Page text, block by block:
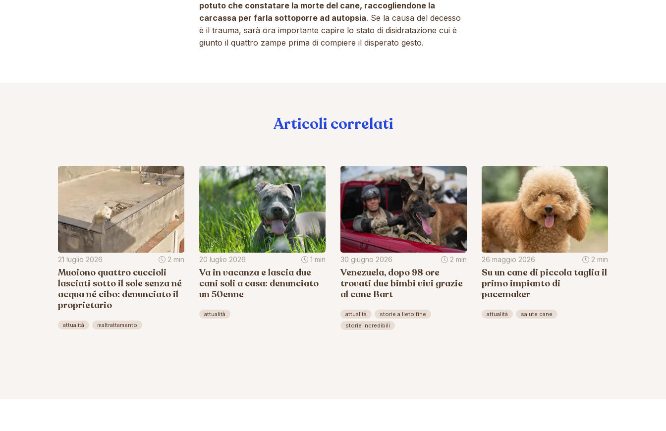
potuto che constatare la morte del cane, raccogliendone la
carcassa per farla sottoporre ad autopsia. Se la causa del decesso
è il trauma, sarà ora importante capire lo stato di disidratazione cui è
giunto il quattro zampe prima di compiere il disperato gesto.
Articoli correlati
21 luglio 2026 2 min
Muoiono quattro cuccioli
lasciati sotto il sole senza né
acqua né cibo: denunciato il
proprietario
attualità maltrattamento
20 luglio 2026 1 min
Va in vacanza e lascia due
cani soli a casa: denunciato
un 50enne
attualità
30 giugno 2026 2 min
Venezuela, dopo 98 ore
trovati due bimbi vivi grazie
al cane Bart
attualità
storie a lieto fine
storie incredibili
26 maggio 2026 2 min
Su un cane di piccola taglia il
primo impianto di
pacemaker
attualità salute cane